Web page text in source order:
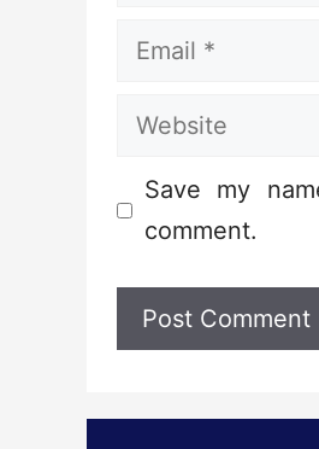
Email
Website
Save my
comment.